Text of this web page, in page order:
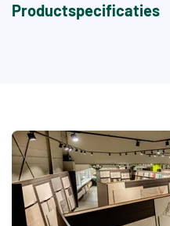
Productspecificaties